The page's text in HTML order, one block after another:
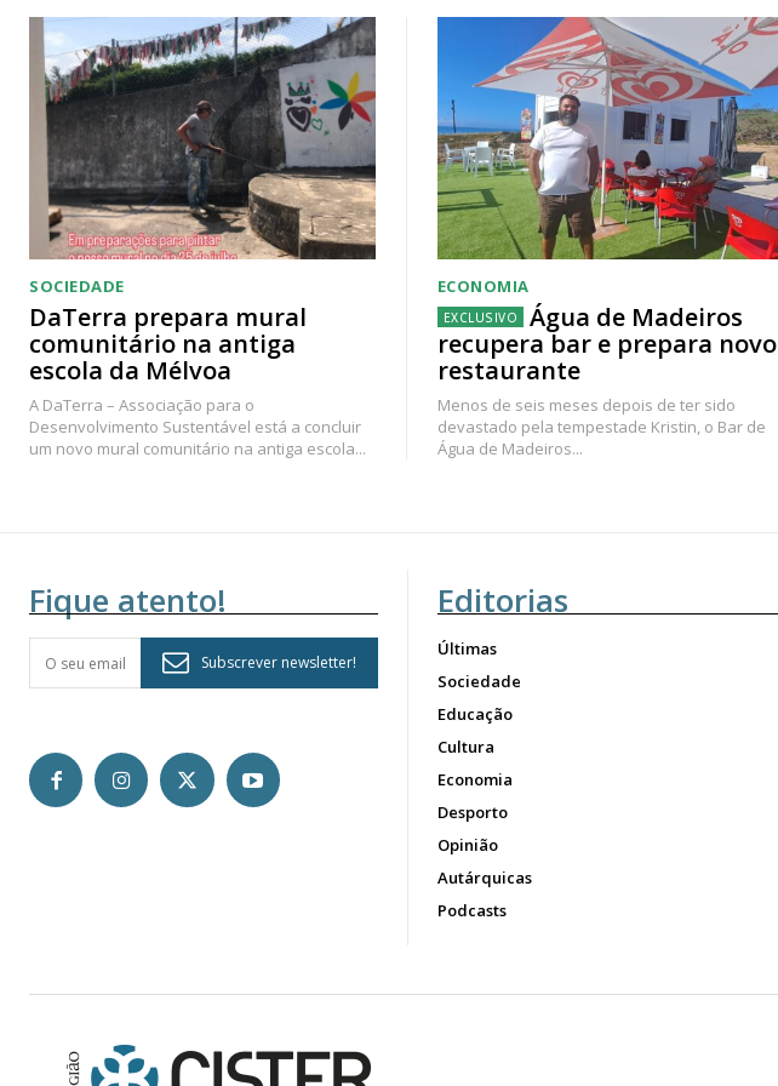
SOCIEDADE
DaTerra prepara mural
comunitário na antiga
escola da Mélvoa
A DaTerra – Associação para o
Desenvolvimento Sustentável está a concluir
um novo mural comunitário na antiga escola...
ECONOMIA
Água de Madeiros
recupera bar e prepara novo
restaurante
Menos de seis meses depois de ter sido
devastado pela tempestade Kristin, o Bar de
Água de Madeiros...
Fique atento!
Subscrever newsletter!
Editorias
Últimas
Sociedade
Educação
Cultura
Economia
Desporto
Opinião
Autárquicas
Podcasts